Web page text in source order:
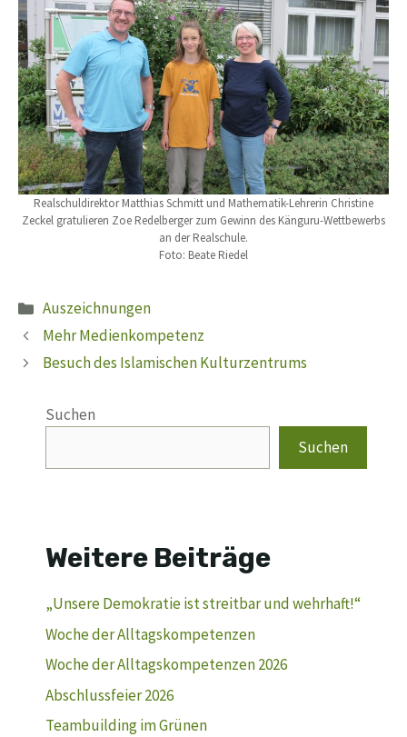
Realschuldirektor Matthias Schmitt und Mathematik-Lehrerin Christine
Zeckel gratulieren Zoe Redelberger zum Gewinn des Känguru-Wettbewerbs
an der Realschule.
Foto: Beate Riedel
Kategorien
Auszeichnungen
Mehr Medienkompetenz
Besuch des Islamischen Kulturzentrums
Suchen
Suchen
Weitere Beiträge
„Unsere Demokratie ist streitbar und wehrhaft!“
Woche der Alltagskompetenzen
Woche der Alltagskompetenzen 2026
Abschlussfeier 2026
Teambuilding im Grünen